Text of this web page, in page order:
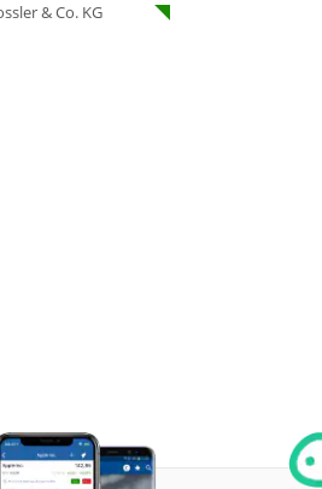
& Co. KG
07.08.26